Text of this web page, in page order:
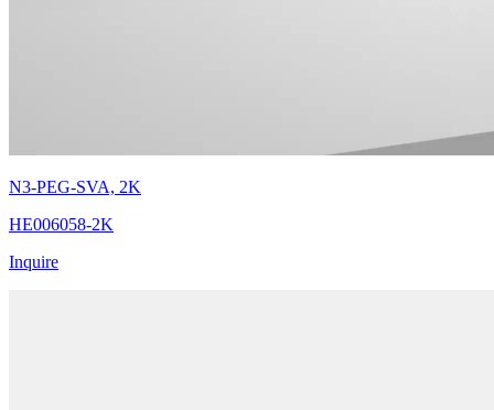
N3-PEG-SVA, 2K
HE006058-2K
Inquire